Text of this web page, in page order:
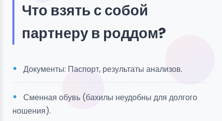
Что взять с собой
партнеру в роддом?
Документы: Паспорт, результаты анализов.
Сменная обувь (бахилы неудобны для долгого
ношения).